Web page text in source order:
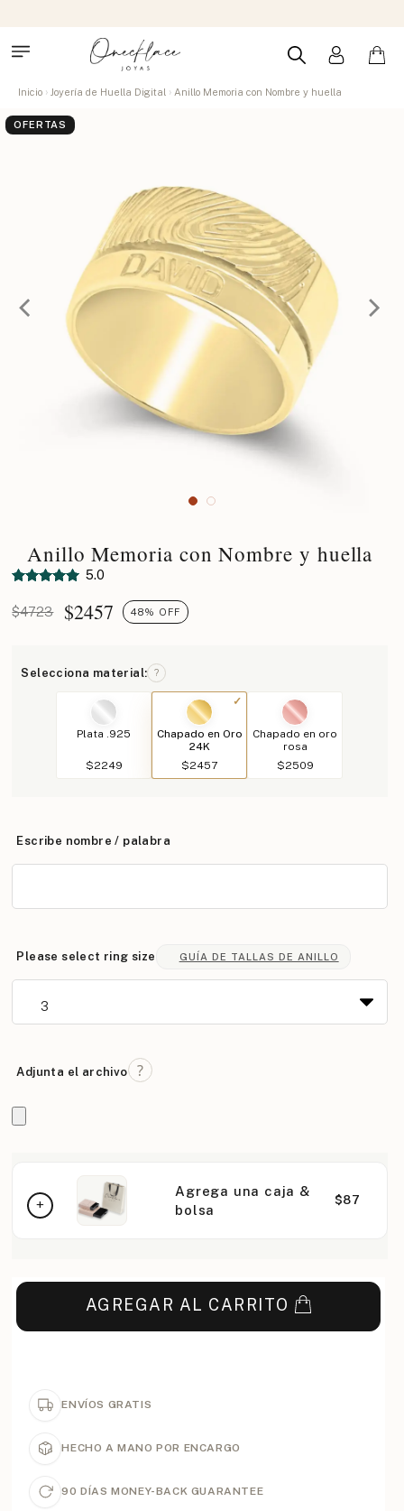
Inicio Joyería de Huella Digital Anillo Memoria con Nombre y huella
OFERTAS
Anillo Memoria con Nombre y huella
5.0
$4723 $2457 48% OFF
Selecciona material: ?
Plata .925
$2249
Chapado en Oro
24K
$2457
Chapado en oro
rosa
$2509
Escribe nombre / palabra
Please select ring size GUÍA DE TALLAS DE ANILLO
Adjunta el archivo
Agrega una caja &
bolsa
$87
AGREGAR AL CARRITO
ENVÍOS GRATIS
HECHO A MANO POR ENCARGO
90 DÍAS MONEY-BACK GUARANTEE